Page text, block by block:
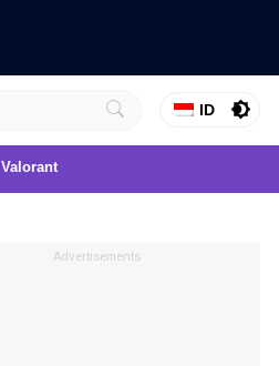
ID
Valorant
Advertisements